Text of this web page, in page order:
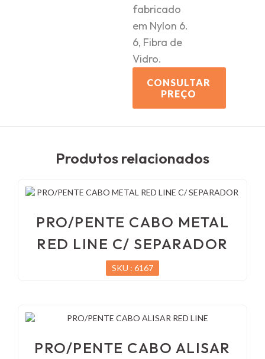
fabricado
em Nylon 6.
6, Fibra de
Vidro.
CONSULTAR
PREÇO
Produtos relacionados
PRO/PENTE CABO METAL
RED LINE C/ SEPARADOR
SKU : 6167
PRO/PENTE CABO ALISAR